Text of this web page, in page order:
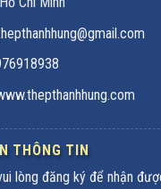
THÔNG TIN
lòng đăng ký để nhận